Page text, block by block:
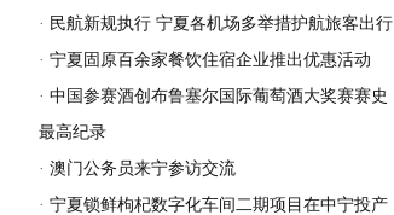
· 民航新规执行 宁夏各机场多举措护航旅客出行
· 宁夏固原百余家餐饮住宿企业推出优惠活动
· 中国参赛酒创布鲁塞尔国际葡萄酒大奖赛赛史
最高纪录
· 澳门公务员来宁参访交流
· 宁夏锁鲜枸杞数字化车间二期项目在中宁投产